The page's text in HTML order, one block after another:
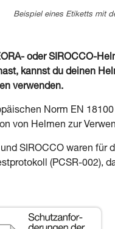
Beispiel eines Etiketts mit
oder SIROCCO-
kannst du deinen
verwenden.
Norm EN
von Helmen zur
SIROCCO waren
(PCSR-002),